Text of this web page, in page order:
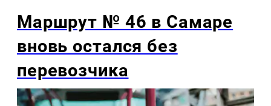
Маршрут № 46 в Самаре
вновь остался без
перевозчика